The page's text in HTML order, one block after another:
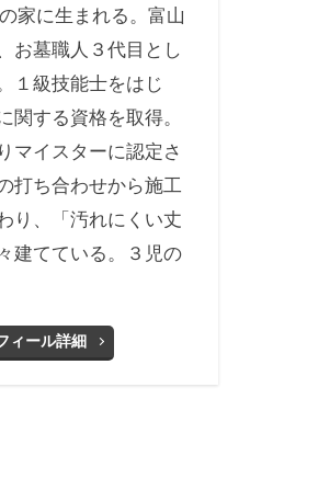
家に生まれる。富山
お墓職人３代目とし
１級技能士をはじ
関する資格を取得。
マイスターに認定さ
打ち合わせから施工
り、「汚れにくい丈
建てている。３児の
ィール詳細